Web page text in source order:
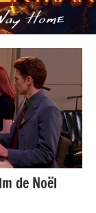
de Noël